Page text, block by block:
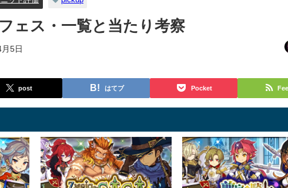
ェス・一覧と当たり考察
5日
post はてブ Pocket